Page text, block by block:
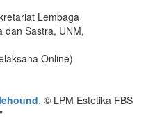
Lembaga
dan Sastra, UNM,
Online)
. © LPM Estetika FBS